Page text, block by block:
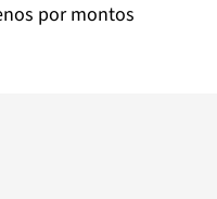
por montos